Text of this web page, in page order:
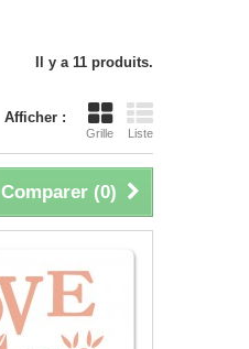
Il y a 11 produits.
Afficher :
Grille Liste
Comparer (0)